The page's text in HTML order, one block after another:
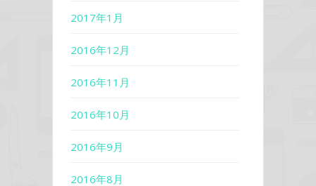
2017年1月
2016年12月
2016年11月
2016年10月
2016年9月
2016年8月